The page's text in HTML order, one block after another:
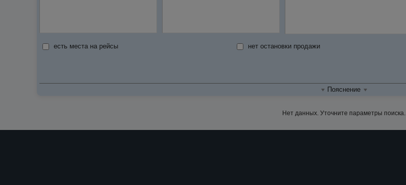
есть места на рейсы нет остановки продажи
Пояснение
Нет данных. Уточните параметры поиска.